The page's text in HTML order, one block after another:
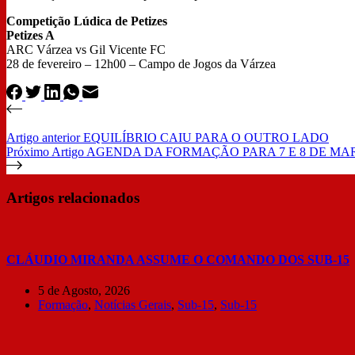
Competição Lúdica de Petizes
Petizes A
ARC Várzea vs Gil Vicente FC
28 de fevereiro – 12h00 – Campo de Jogos da Várzea
Artigo anteriorEQUILÍBRIO CAIU PARA O OUTRO LADO
Próximo Artigo AGENDA DA FORMAÇÃO PARA 7 E 8 DE
Artigos relacionados
CLÁUDIO MIRANDA ASSUME O COMANDO DOS SUB-15
5 de Agosto, 2026
Formação, Notícias Gerais, Sub-15, Sub-15